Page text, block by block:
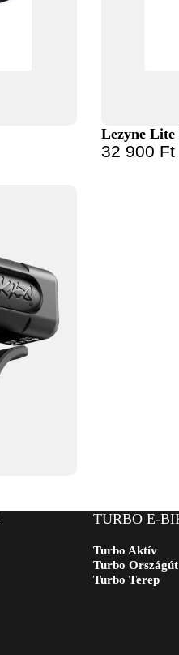
Lezyne Lite
32 900 Ft
TURBO E-
Turbo Aktív
Turbo Országút
Turbo Terep